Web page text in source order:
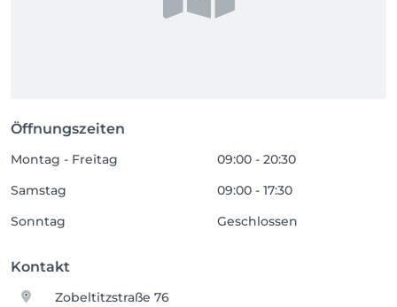
Öffnungszeiten
Montag - Freitag
09:00 - 20:30
Samstag
09:00 - 17:30
Sonntag
Geschlossen
Kontakt
Zobeltitzstraße 76